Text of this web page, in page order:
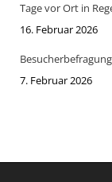
Tage vor Ort in
16. Februar 2026
7. Februar 2026